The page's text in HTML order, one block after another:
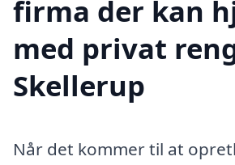
firma der kan
med privat
Skellerup
Når det kommer til at